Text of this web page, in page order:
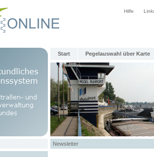
Hilfe
Start Pegelauswahl über Karte
Newsletter